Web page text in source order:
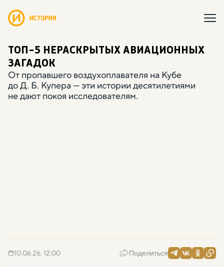
ТОП-5 НЕРАСКРЫТЫХ АВИАЦИОННЫХ
ЗАГАДОК
От пропавшего воздухоплавателя на Кубе
до Д. Б. Купера — эти истории десятилетиями
не дают покоя исследователям.
10.06.26, 12:00 Поделиться